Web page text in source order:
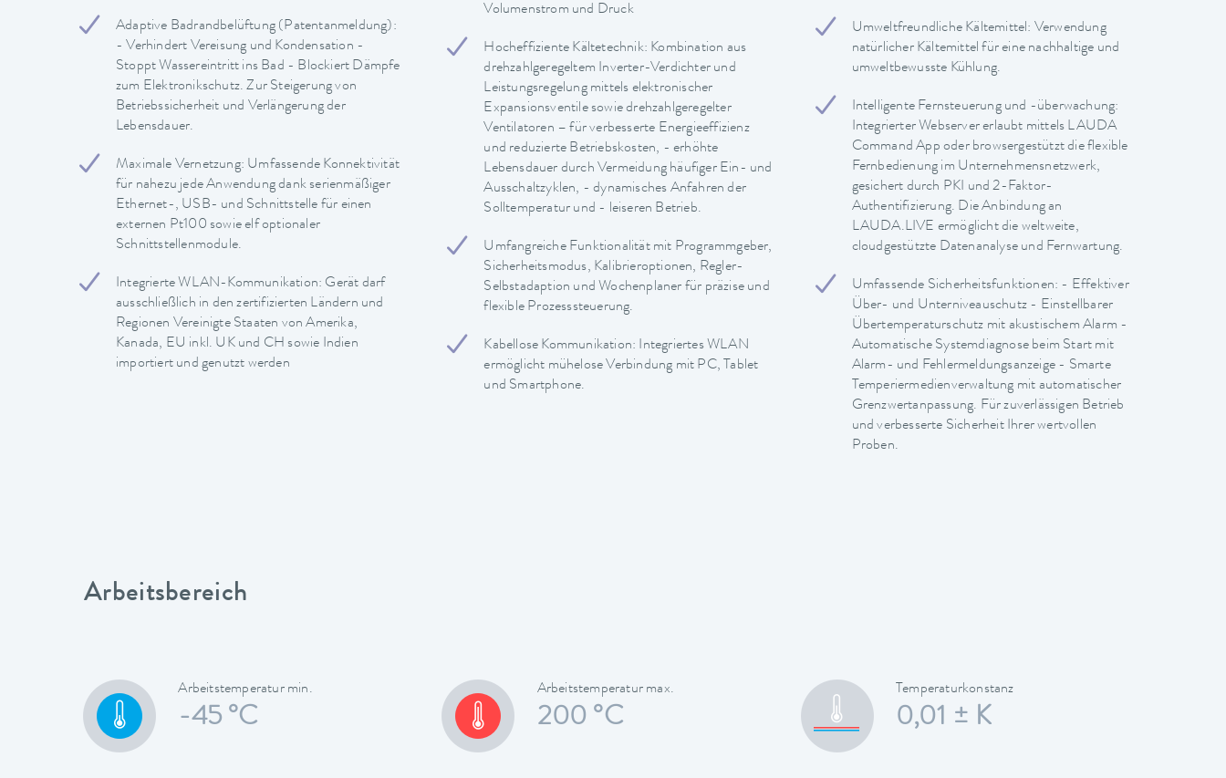
Adaptive Badrandbelüftung (Patentanmeldung):
- Verhindert Vereisung und Kondensation -
Stoppt Wassereintritt ins Bad - Blockiert Dämpfe
zum Elektronikschutz. Zur Steigerung von
Betriebssicherheit und Verlängerung der
Lebensdauer.
Maximale Vernetzung: Umfassende Konnektivität
für nahezu jede Anwendung dank serienmäßiger
Ethernet-, USB- und Schnittstelle für einen
externen Pt100 sowie elf optionaler
Schnittstellenmodule.
Integrierte WLAN-Kommunikation: Gerät darf
ausschließlich in den zertifizierten Ländern und
Regionen Vereinigte Staaten von Amerika,
Kanada, EU inkl. UK und CH sowie Indien
importiert und genutzt werden
Volumenstrom und Druck
Hocheffiziente Kältetechnik: Kombination aus
drehzahlgeregeltem Inverter-Verdichter und
Leistungsregelung mittels elektronischer
Expansionsventile sowie drehzahlgeregelter
Ventilatoren – für verbesserte Energieeffizienz
und reduzierte Betriebskosten, - erhöhte
Lebensdauer durch Vermeidung häufiger Ein- und
Ausschaltzyklen, - dynamisches Anfahren der
Solltemperatur und - leiseren Betrieb.
Umfangreiche Funktionalität mit Programmgeber,
Sicherheitsmodus, Kalibrieroptionen, Regler-
Selbstadaption und Wochenplaner für präzise und
flexible Prozesssteuerung.
Kabellose Kommunikation: Integriertes WLAN
ermöglicht mühelose Verbindung mit PC, Tablet
und Smartphone.
Umweltfreundliche Kältemittel: Verwendung
natürlicher Kältemittel für eine nachhaltige und
umweltbewusste Kühlung.
Intelligente Fernsteuerung und -überwachung:
Integrierter Webserver erlaubt mittels LAUDA
Command App oder browsergestützt die flexible
Fernbedienung im Unternehmensnetzwerk,
gesichert durch PKI und 2-Faktor-
Authentifizierung. Die Anbindung an
LAUDA.LIVE ermöglicht die weltweite,
cloudgestützte Datenanalyse und Fernwartung.
Umfassende Sicherheitsfunktionen: - Effektiver
Über- und Unterniveauschutz - Einstellbarer
Übertemperaturschutz mit akustischem Alarm -
Automatische Systemdiagnose beim Start mit
Alarm- und Fehlermeldungsanzeige - Smarte
Temperiermedienverwaltung mit automatischer
Grenzwertanpassung. Für zuverlässigen Betrieb
und verbesserte Sicherheit Ihrer wertvollen
Proben.
Arbeitsbereich
Arbeitstemperatur min.
-45 °C
Arbeitstemperatur max.
200 °C
Temperaturkonstanz
0,01 ± K